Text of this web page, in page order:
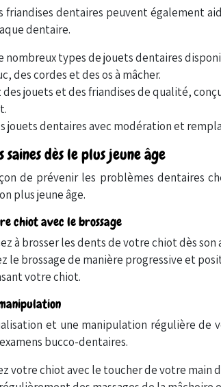
friandises dentaires peuvent également
dentaire.
nombreux types de jouets dentaires
des cordes et des os à mâcher.
des jouets et des friandises de qualité,
jouets dentaires avec modération et
saines dès le plus jeune âge
de prévenir les problèmes dentaires
plus jeune âge.
chiot avec le brossage
à brosser les dents de votre chiot dès son
le brossage de manière progressive et
votre chiot.
et une manipulation régulière de
bucco-dentaires.
votre chiot avec le toucher de votre main